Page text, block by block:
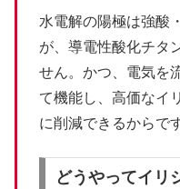
水電解の陽極は強酸
が、導電性酸化チタ
せん。かつ、電気を
て機能し、高価なイ
に削減できるからで
どうやってイリ